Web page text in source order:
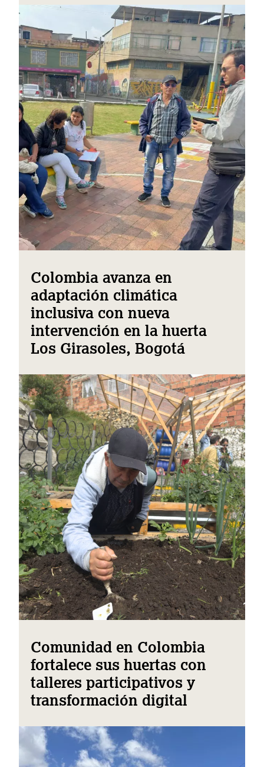
Colombia avanza en
adaptación climática
inclusiva con nueva
intervención en la huerta
Los Girasoles, Bogotá
Comunidad en Colombia
fortalece sus huertas con
talleres participativos y
transformación digital